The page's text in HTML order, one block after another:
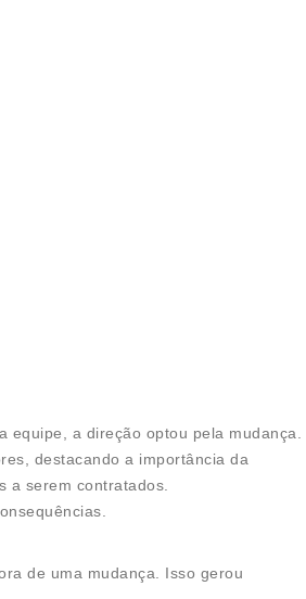
a direção optou pela mudança.
destacando a importância da
a serem contratados.
de uma mudança. Isso gerou